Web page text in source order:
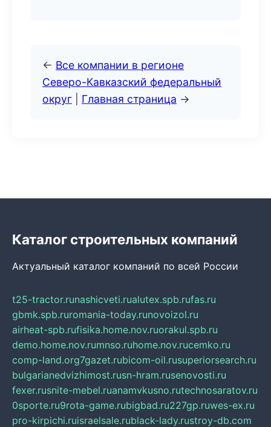
← Все компании в регионе
Северо-Кавказский федеральный
округ
Главная страница →
Каталог строительных компаний
Актуальный каталог компаний по всей России
t25-tractor.runashicveti.rualutex.spb.rufas.ru
gbmk.spb.ruromania-today.runovoizol.ru
airheat-spb.rufisika.home.nov.ruorakul.spb.ru
demo.home.nov.rumnso.ruhome.nov.rucemko.ru
comp-land.org7gazet.rubicom-oil.rusuperiorsearch.ru
bulgarianedvizhimost.rusn-hram.rusenovosti.ru
fexer.rusnite-mebel.ruanamvkusno.rutechnosaratov.ru
0sporte.ru9rota-game.rubigbad.ru227gp.ruwes-ex.ru
pro-kirpichi.ruisraelsale.rublack-lady.rustroy-db.com